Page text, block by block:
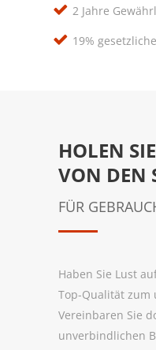
2 Jahre
19%
HOLEN
VON DEN
FÜR
Haben Sie Lust
Top-Qualität zum
Vereinbaren Sie
unverbindlichen